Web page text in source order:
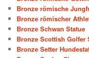
Bronze römische
Bronze römischer
Bronze Schwan Statue
Bronze Scottish Golfer
Bronze Setter